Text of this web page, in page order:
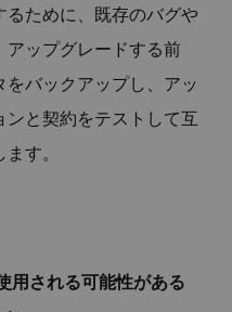
ために、既存のバグや
ップグレードする前
バックアップし、アッ
と契約をテストして互
す。
用される可能性がある